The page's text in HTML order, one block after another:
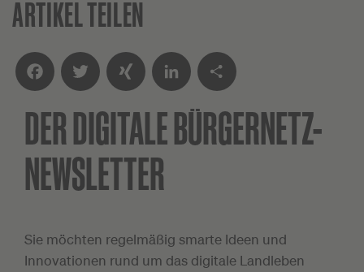
ARTIKEL TEILEN
FacebookTwitter XING LinkedInTeilen
DER DIGITALEBÜRGERNETZ-
NEWSLETTER
Sie möchten regelmäßig smarte Ideen und
Innovationen rund um das digitale Landleben